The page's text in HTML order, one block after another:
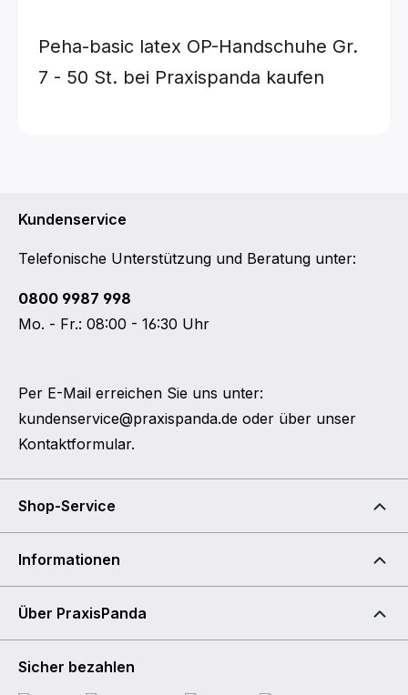
Peha-basic latex OP-Handschuhe Gr.
7 - 50 St. bei Praxispanda kaufen
Kundenservice
Telefonische Unterstützung und Beratung unter:
0800 9987 998
Mo. - Fr.: 08:00 - 16:30 Uhr
Per E-Mail erreichen Sie uns unter:
kundenservice@praxispanda.de oder über unser
Kontaktformular.
Shop-Service
Informationen
Über PraxisPanda
Sicher bezahlen